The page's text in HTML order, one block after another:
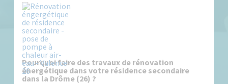
Pourquoi faire des travaux de rénovation
énergétique dans votre résidence secondaire
dans la Drôme (26) ?